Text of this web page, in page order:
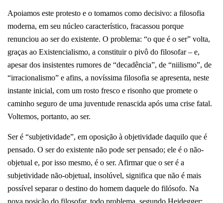
Apoiamos este protesto e o tomamos como decisivo: a filosofia
moderna, em seu núcleo característico, fracassou porque
renunciou ao ser do existente. O problema: “o que é o ser” volta,
graças ao Existencialismo, a constituir o pivô do filosofar – e,
apesar dos insistentes rumores de “decadência”, de “niilismo”, de
“irracionalismo” e afins, a novíssima filosofia se apresenta, neste
instante inicial, com um rosto fresco e risonho que promete o
caminho seguro de uma juventude renascida após uma crise fatal.
Voltemos, portanto, ao ser.
Ser é “subjetividade”, em oposição à objetividade daquilo que é
pensado. O ser do existente não pode ser pensado; ele é o não-
objetual e, por isso mesmo, é o ser. Afirmar que o ser é a
subjetividade não-objetual, insolúvel, significa que não é mais
possível separar o destino do homem daquele do filósofo. Na